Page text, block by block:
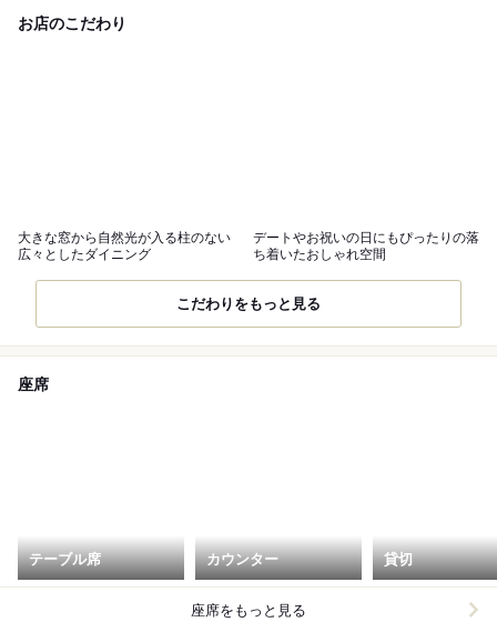
お店のこだわり
大きな窓から自然光が入る柱のない
広々としたダイニング
デートやお祝いの日にもぴったりの落
ち着いたおしゃれ空間
こだわりをもっと見る
座席
テーブル席 カウンター 貸切
座席をもっと見る